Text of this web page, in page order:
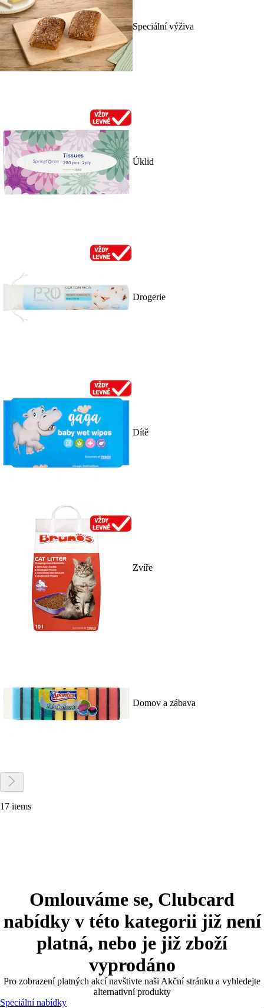
Speciální výživa
Úklid
Drogerie
Dítě
Zvíře
Domov a zábava
17 items
Omlouváme se, Clubcard
nabídky v této kategorii již není
platná, nebo je již zboží
vyprodáno
Pro zobrazení platných akcí navštivte naši Akční stránku a vyhledejte
alternativní produkty
Speciální nabídky